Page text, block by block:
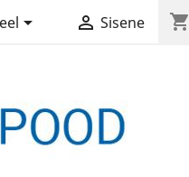
  Sisene shopping_cart